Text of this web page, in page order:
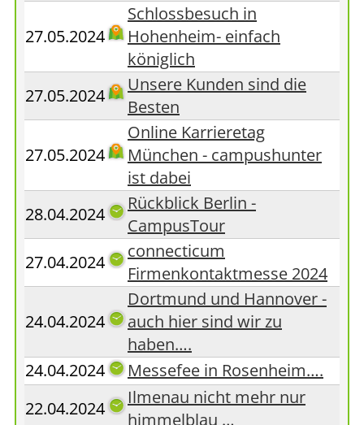
27.05.2024
Schlossbesuch in
Hohenheim- einfach
königlich
27.05.2024
Unsere Kunden sind die
Besten
27.05.2024
Online Karrieretag
München - campushunter
ist dabei
28.04.2024
Rückblick Berlin -
CampusTour
27.04.2024
connecticum
Firmenkontaktmesse 2024
24.04.2024
Dortmund und Hannover -
auch hier sind wir zu
haben….
24.04.2024
Messefee in Rosenheim….
22.04.2024
Ilmenau nicht mehr nur
himmelblau …